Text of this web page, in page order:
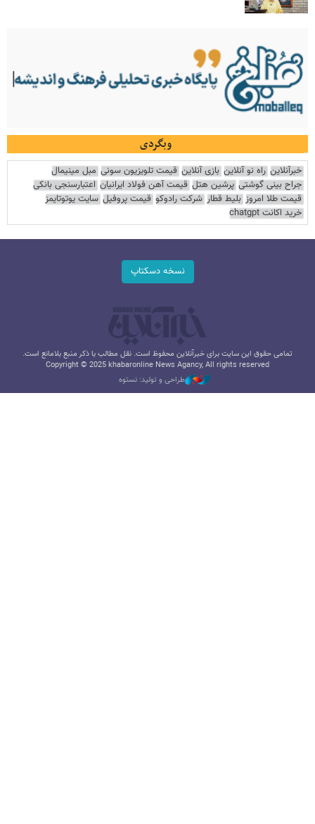
وبگردی
خبرآنلاین راه نو آنلاین بازی آنلاین قیمت تلویزیون سونی مبل مینیمال
جراح بینی گوشتی پرشین هتل قیمت آهن فولاد ایرانیان اعتبارسنجی بانکی
قیمت طلا امروز بلیط قطار شرکت رادوکو قیمت پروفیل سایت یوتوتایمز
خرید اکانت chatgpt
نسخه دسکتاپ
تمامی حقوق این سایت برای خبرآنلاین محفوظ است. نقل مطالب با ذکر منبع بلامانع است.
Copyright © 2025 khabaronline News Agancy, All rights reserved
طراحی و تولید: نستوه